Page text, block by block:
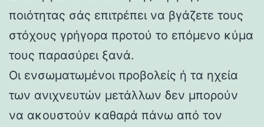
ποιότητας σάς επιτρέπει να βγάζετε τους
στόχους γρήγορα προτού το επόμενο κύμα
τους παρασύρει ξανά.
Οι ενσωματωμένοι προβολείς ή τα ηχεία
των ανιχνευτών μετάλλων δεν μπορούν
να ακουστούν καθαρά πάνω από τον